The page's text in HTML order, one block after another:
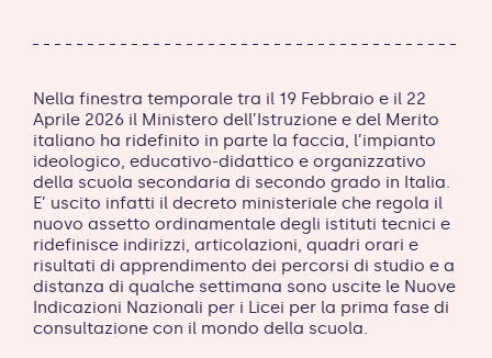
Nella finestra temporale tra il 19 Febbraio e il 22
Aprile 2026 il Ministero dell’Istruzione e del Merito
italiano ha ridefinito in parte la faccia, l’impianto
ideologico, educativo-didattico e organizzativo
della scuola secondaria di secondo grado in Italia.
E’ uscito infatti il decreto ministeriale che regola il
nuovo assetto ordinamentale degli istituti tecnici e
ridefinisce indirizzi, articolazioni, quadri orari e
risultati di apprendimento dei percorsi di studio e a
distanza di qualche settimana sono uscite le Nuove
Indicazioni Nazionali per i Licei per la prima fase di
consultazione con il mondo della scuola.